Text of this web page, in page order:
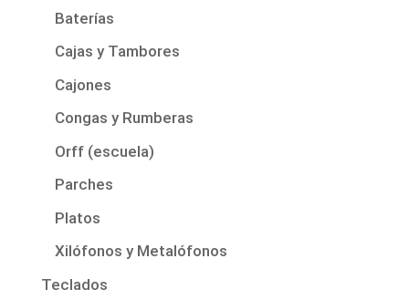
Baterías
Cajas y Tambores
Cajones
Congas y Rumberas
Orff (escuela)
Parches
Platos
Xilófonos y Metalófonos
Teclados